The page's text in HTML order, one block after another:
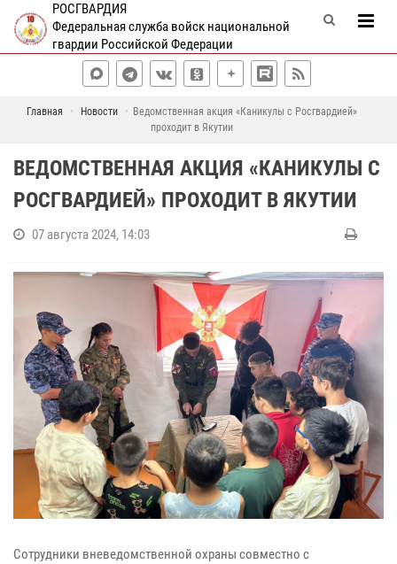
РОСГВАРДИЯ
Федеральная служба войск национальной
гвардии Российской Федерации
Главная Новости
Ведомственная акция «Каникулы с Росгвардией»
проходит в Якутии
ВЕДОМСТВЕННАЯ АКЦИЯ «КАНИКУЛЫ С
РОСГВАРДИЕЙ» ПРОХОДИТ В ЯКУТИИ
07 августа 2024, 14:03
Сотрудники вневедомственной охраны совместно с